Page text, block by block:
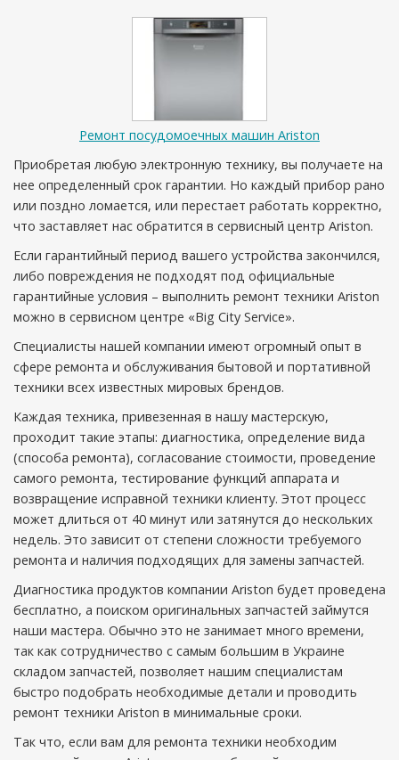
Ремонт посудомоечных машин Ariston
Приобретая любую электронную технику, вы получаете на
нее определенный срок гарантии. Но каждый прибор рано
или поздно ломается, или перестает работать корректно,
что заставляет нас обратится в сервисный центр Ariston.
Если гарантийный период вашего устройства закончился,
либо повреждения не подходят под официальные
гарантийные условия – выполнить ремонт техники Ariston
можно в сервисном центре «Big City Service».
Специалисты нашей компании имеют огромный опыт в
сфере ремонта и обслуживания бытовой и портативной
техники всех известных мировых брендов.
Каждая техника, привезенная в нашу мастерскую,
проходит такие этапы: диагностика, определение вида
(способа ремонта), согласование стоимости, проведение
самого ремонта, тестирование функций аппарата и
возвращение исправной техники клиенту. Этот процесс
может длиться от 40 минут или затянутся до нескольких
недель. Это зависит от степени сложности требуемого
ремонта и наличия подходящих для замены запчастей.
Диагностика продуктов компании Ariston будет проведена
бесплатно, а поиском оригинальных запчастей займутся
наши мастера. Обычно это не занимает много времени,
так как сотрудничество с самым большим в Украине
складом запчастей, позволяет нашим специалистам
быстро подобрать необходимые детали и проводить
ремонт техники Ariston в минимальные сроки.
Так что, если вам для ремонта техники необходим